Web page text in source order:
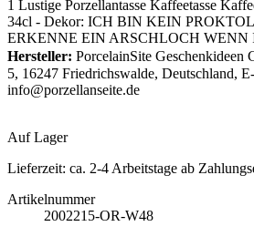
1 Lustige Porzellantasse Kaffeetasse
34cl - Dekor: ICH BIN KEIN
ERKENNE EIN ARSCHLOCH WENN
Hersteller: PorcelainSite Geschenkideen
5, 16247 Friedrichswalde, Deutschland,
info@porzellanseite.de
Auf Lager
Lieferzeit: ca. 2-4 Arbeitstage ab
Artikelnummer
2002215-OR-W48